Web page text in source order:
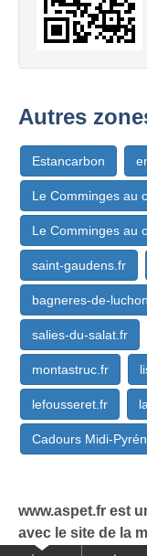
Autres
Estancarbon
Le Comminges au
Le Comminges au
saint-gaudens.fr
bagneres-de-
salies-du-salat.fr
montastruc.fr
lefousseret.fr
Cadours Midi-
www.aspet.fr est
avec le site de la